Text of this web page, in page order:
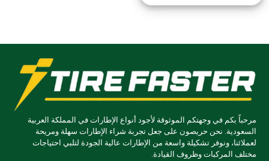
مرحباً بكم في وجهتكم الموثوقة لأجود أنواع الإطارات في المملكة العربية
السعودية. نحن حريصون على جعل تجربة شراء الإطارات سهلة ومريحة
لعملائنا، ونوفر تشكيلة واسعة من الإطارات عالية الجودة لتلبي احتياجات
مختلف المركبات وظروف القيادة.